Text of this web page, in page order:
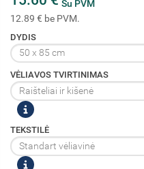
Su PVM
12.89 € be PVM.
DYDIS
VĖLIAVOS TVIRTINIMAS
TEKSTILĖ